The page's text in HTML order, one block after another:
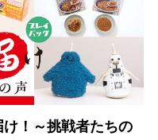
け！～挑戦者たちの